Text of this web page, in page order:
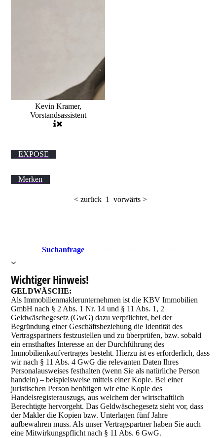
Kevin Kramer,
Vorstandsassistent
EXPOSE
Merken
< zurück 1 vorwärts >
Suchanfrage
Wichtiger Hinweis!
GELDWÄSCHE:
Als Immobilienmaklerunternehmen ist die KBV Immobilien
GmbH nach § 2 Abs. 1 Nr. 14 und § 11 Abs. 1, 2
Geldwäschegesetz (GwG) dazu verpflichtet, bei der
Begründung einer Geschäftsbeziehung die Identität des
Vertragspartners festzustellen und zu überprüfen, bzw. sobald
ein ernsthaftes Interesse an der Durchführung des
Immobilienkaufvertrages besteht. Hierzu ist es erforderlich, dass
wir nach § 11 Abs. 4 GwG die relevanten Daten Ihres
Personalausweises festhalten (wenn Sie als natürliche Person
handeln) – beispielsweise mittels einer Kopie. Bei einer
juristischen Person benötigen wir eine Kopie des
Handelsregisterauszugs, aus welchem der wirtschaftlich
Berechtigte hervorgeht. Das Geldwäschegesetz sieht vor, dass
der Makler die Kopien bzw. Unterlagen fünf Jahre
aufbewahren muss. Als unser Vertragspartner haben Sie auch
eine Mitwirkungspflicht nach § 11 Abs. 6 GwG.